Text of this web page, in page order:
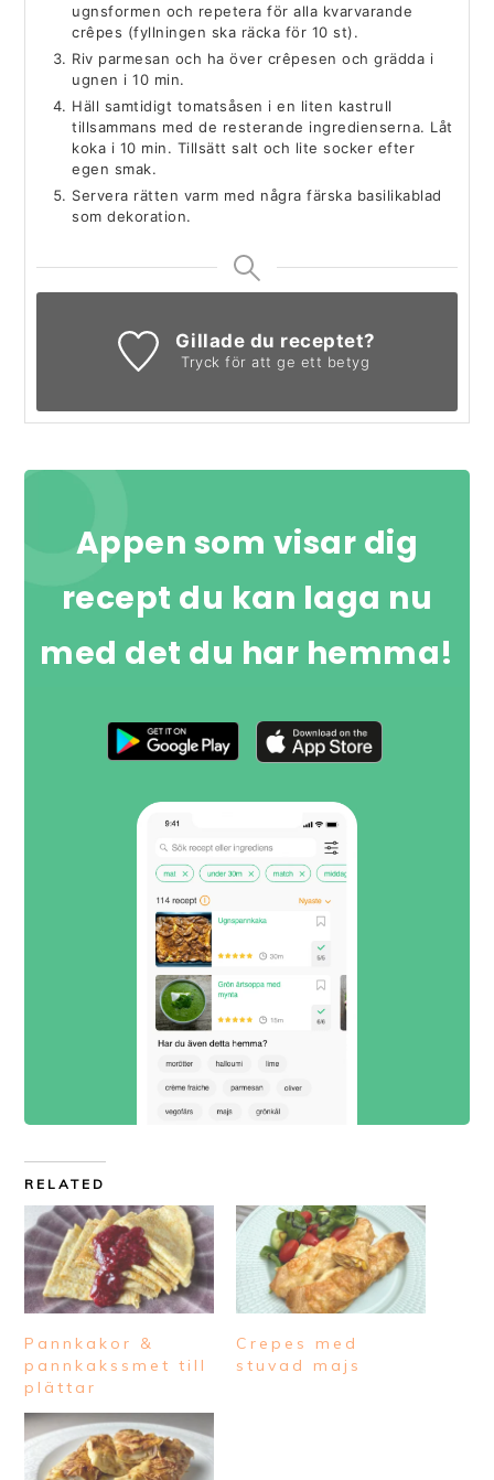
ugnsformen och repetera för alla kvarvarande
crêpes (fyllningen ska räcka för 10 st).
Riv parmesan och ha över crêpesen och grädda i
ugnen i 10 min.
Häll samtidigt tomatsåsen i en liten kastrull
tillsammans med de resterande ingredienserna. Låt
koka i 10 min. Tillsätt salt och lite socker efter
egen smak.
Servera rätten varm med några färska basilikablad
som dekoration.
Gillade du receptet?
Tryck för att ge ett betyg
Appen som visar dig
recept du kan laga nu
med det du har hemma!
RELATED
Pannkakor &
pannkakssmet till
plättar
Crepes med
stuvad majs